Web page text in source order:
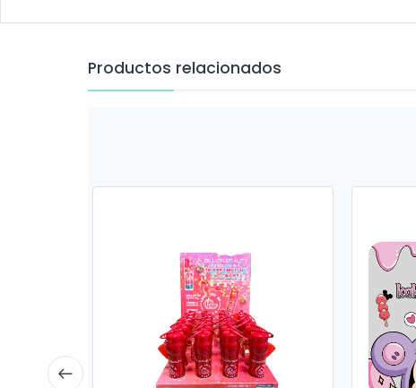
Productos relacionados